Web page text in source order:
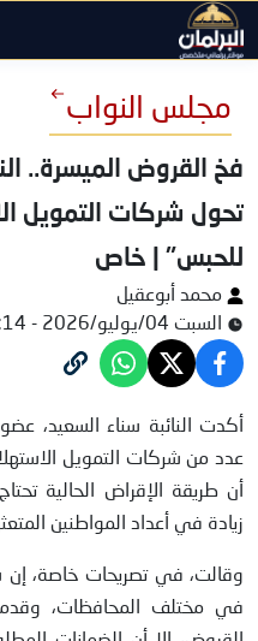
مجلس النواب
فخ القروض الميسرة..
تحول شركات التمويل
للحبس" | خاص
محمد أبوعقيل
السبت 04/يوليو/2026 - 01:14 م
النائبة سناء السعيد
أكدت النائبة سناء السعيد،
عدد من شركات التمويل
أن طريقة الإقراض الحالية
زيادة في أعداد المواطنين
وقالت، في تصريحات خاصة، إن
في مختلف المحافظات،